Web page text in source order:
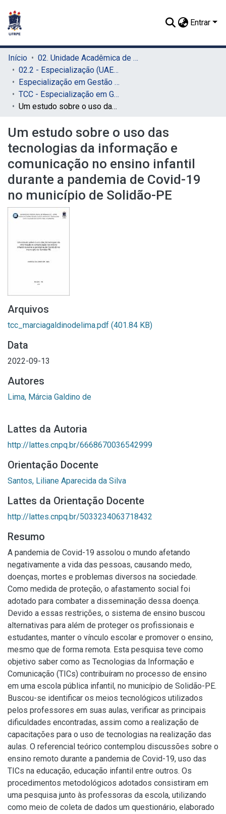
Entrar
Início
02. Unidade Acadêmica de Educação a Distância e Tecnologia (UAEADTec)
02.2 - Especialização (UAEADTec)
Especialização em Gestão Pública Municipal (UAEADTec)
TCC - Especialização em Gestão Pública Municipal (UAEADTec)
Um estudo sobre o uso das tecnologias da informação e comunicação no ensino infantil durante a pandemia de Covid-19 no município de Solidão-PE
Um estudo sobre o uso das
tecnologias da informação e
comunicação no ensino infantil
durante a pandemia de Covid-19
no município de Solidão-PE
Arquivos
tcc_marciagaldinodelima.pdf (401.84 KB)
Data
2022-09-13
Autores
Lima, Márcia Galdino de
Lattes da Autoria
http://lattes.cnpq.br/6668670036542999
Orientação Docente
Santos, Liliane Aparecida da Silva
Lattes da Orientação Docente
http://lattes.cnpq.br/5033234063718432
Resumo
A pandemia de Covid-19 assolou o mundo afetando
negativamente a vida das pessoas, causando medo,
doenças, mortes e problemas diversos na sociedade.
Como medida de proteção, o afastamento social foi
adotado para combater a disseminação dessa doença.
Devido a essas restrições, o sistema de ensino buscou
alternativas para além de proteger os profissionais e
estudantes, manter o vínculo escolar e promover o ensino,
mesmo que de forma remota. Esta pesquisa teve como
objetivo saber como as Tecnologias da Informação e
Comunicação (TICs) contribuíram no processo de ensino
em uma escola pública infantil, no município de Solidão-PE.
Buscou-se identificar os meios tecnológicos utilizados
pelos professores em suas aulas, verificar as principais
dificuldades encontradas, assim como a realização de
capacitações para o uso de tecnologias na realização das
aulas. O referencial teórico contemplou discussões sobre o
ensino remoto durante a pandemia de Covid-19, uso das
TICs na educação, educação infantil entre outros. Os
procedimentos metodológicos adotados consistiram em
uma pesquisa junto às professoras da escola, utilizando
como meio de coleta de dados um questionário, elaborado